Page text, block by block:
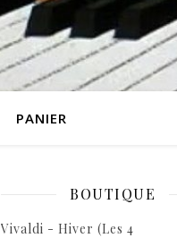
PANIER
BOUTIQUE
Vivaldi - Hiver (Les 4